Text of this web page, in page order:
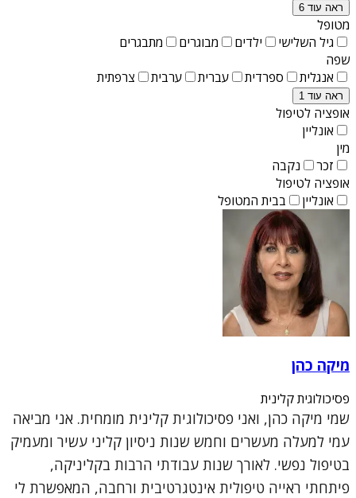
ראה עוד 6
מטופל
גיל השלישי
ילדים מבוגרים
מתבגרים
שפה
אנגלית
ספרדית עברית ערבית צרפתית
ראה עוד 1
אופציה לטיפול
אונליין
מין
זכר
נקבה
אופציה לטיפול
אונליין
בבית המטופל
מיקה כהן
פסיכולוגית קלינית
שמי מיקה כהן, ואני פסיכולוגית קלינית מומחית. אני מביאה
עמי למעלה מעשרים וחמש שנות ניסיון קליני עשיר ומעמיק
בטיפול נפשי. לאורך שנות עבודתי הרבות בקליניקה,
פיתחתי ראייה טיפולית אינטגרטיבית ורחבה, המאפשרת לי